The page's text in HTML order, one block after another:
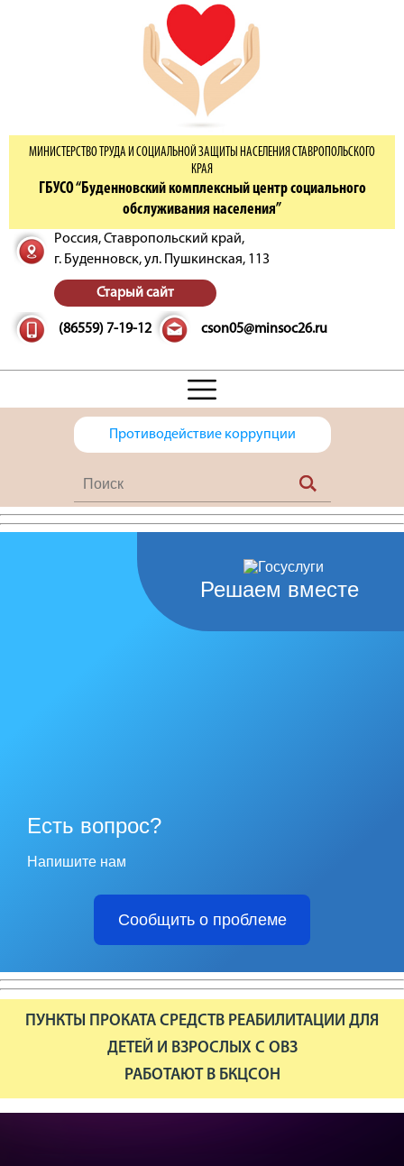
МИНИСТЕРСТВО ТРУДА И СОЦИАЛЬНОЙ ЗАЩИТЫ НАСЕЛЕНИЯ СТАВРОПОЛЬСКОГО
КРАЯ
ГБУСО “Буденновский комплексный центр социального
обслуживания населения”
Россия, Ставропольский край,
г. Буденновск,ул. Пушкинская, 113
Старый сайт
(86559) 7-19-12 cson05@minsoc26.ru
Противодействие коррупции
Решаем вместе
Есть вопрос?
Напишите нам
Сообщить о проблеме
ПУНКТЫ ПРОКАТА СРЕДСТВ РЕАБИЛИТАЦИИ ДЛЯ
ДЕТЕЙ И ВЗРОСЛЫХ С ОВЗ
РАБОТАЮТ В БКЦСОН